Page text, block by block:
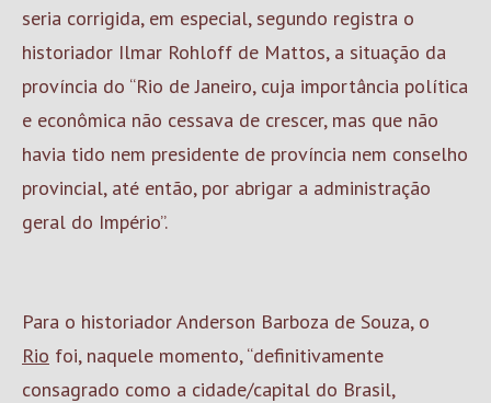
seria corrigida, em especial, segundo registra o
historiador Ilmar Rohloff de Mattos, a situação da
província do “Rio de Janeiro, cuja importância política
e econômica não cessava de crescer, mas que não
havia tido nem presidente de província nem conselho
provincial, até então, por abrigar a administração
geral do Império”.
Para o historiador Anderson Barboza de Souza, o
Rio foi, naquele momento, “definitivamente
consagrado como a cidade/capital do Brasil,